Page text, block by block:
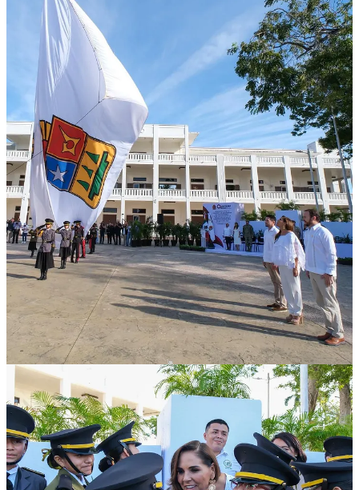
“Hoy, al conmemorar este aniversario, refrendamos el compromiso
con el presente y el futuro de Quintana Roo”, aseguró la
Gobernadora.
En el desarrollo del acto cívico, la secretaria de Gobierno, Cristina
Torres Gómez, leyó el Decreto de promulgación de la Constitución.
Posteriormente, el presidente del Tribunal Superior de Justicia del
Estado, Heyden Cebada Rivas, dirigió un mensaje alusivo a la
efeméride, al igual que el presidente de la Junta de Gobierno y
Coordinación Política de la XVIII Legislatura, diputado Renán
Eduardo Sánchez Tajonar, quienes destacaron la importancia
histórica y jurídica de la Carta Magna estatal.
Como parte del programa, se realizó el izamiento de la Bandera del
Estado de Quintana Roo y se rindieron honores a la Bandera
Nacional, acciones con las que se refrendó el compromiso de dar
seguimiento al Nuevo Acuerdo por el Bienestar y Desarrollo de
Quintana Roo, impulsado por la gobernadora Mara Lezama,
promoviendo el amor a la patria y el fortalecimiento del sentido de
identidad y pertenencia entre las y los quintanarroenses.
Para finalizar, la Bandera de Quintana Roo fue izada mientras la
Banda de Música del Estado interpretaba el Himno de Quintana
Roo. El izamiento estuvo a cargo de alumnas y alumnos de la
escuela primaria “Kohunlich”, integrantes de la organización
“Pumas de Chetumal”, así como del Coro del Estado, en un acto
que exaltó el respeto a los símbolos que dan identidad a las y los
quintanarroenses.